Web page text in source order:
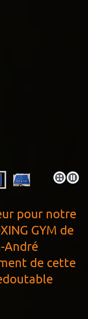
pour notre
GYM de
André
de cette